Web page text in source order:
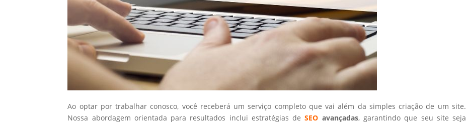
Ao optar por trabalhar conosco, você receberá um serviço completo que vai além da simples criação de um site.
Nossa abordagem orientada para resultados inclui estratégias deSEO avançadas, garantindo que seu site seja